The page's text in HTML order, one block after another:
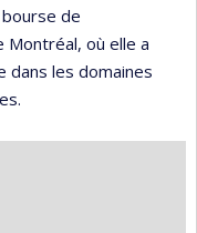
de
Montréal, où elle a
dans les domaines